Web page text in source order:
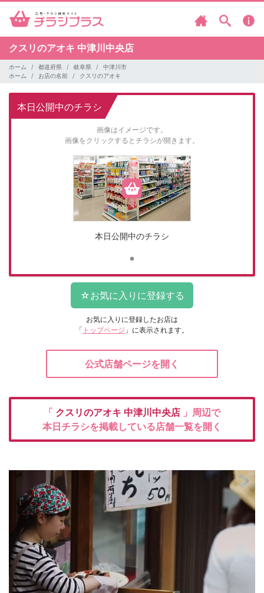
クスリのアオキ 中津川中央店
ホーム 都道府県 岐阜県
中津川市
ホーム
お店の名前 クスリのアオキ
本日公開中のチラシ
画像はイメージです。
画像をクリックするとチラシが開きます。
本日公開中のチラシ
お気に入りに登録したお店は
「 トップページ 」に表示されます。
公式店舗ページを開く
「 クスリのアオキ 中津川中央店 」周辺で
本日チラシを掲載している店舗一覧を開く